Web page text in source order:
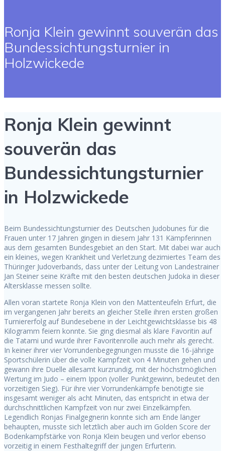
Ronja Klein gewinnt souverän das
Bundessichtungsturnier in
Holzwickede
Ronja Klein gewinnt
souverän das
Bundessichtungsturnier
in Holzwickede
Beim Bundessichtungsturnier des Deutschen Judobunes für die
Frauen unter 17 Jahren gingen in diesem Jahr 131 Kämpferinnen
aus dem gesamten Bundesgebiet an den Start. Mit dabei war auch
ein kleines, wegen Krankheit und Verletzung dezimiertes Team des
Thüringer Judoverbands, dass unter der Leitung von Landestrainer
Jan Steiner seine Kräfte mit den besten deutschen Judoka in dieser
Altersklasse messen sollte.
Allen voran startete Ronja Klein von den Mattenteufeln Erfurt, die
im vergangenen Jahr bereits an gleicher Stelle ihren ersten großen
Turniererfolg auf Bundesebene in der Leichtgewichtsklasse bis 48
Kilogramm feiern konnte. Sie ging diesmal als klare Favoritin auf
die Tatami und wurde ihrer Favoritenrolle auch mehr als gerecht.
In keiner ihrer vier Vorrundenbegegnungen musste die 16-jährige
Sportschülerin über die volle Kampfzeit von 4 Minuten gehen und
gewann ihre Duelle allesamt kurzrundig, mit der höchstmöglichen
Wertung im Judo – einem Ippon (voller Punktgewinn, bedeutet den
vorzeitigen Sieg). Für ihre vier Vorrundenkämpfe benötigte sie
insgesamt weniger als acht Minuten, das entspricht in etwa der
durchschnittlichen Kampfzeit von nur zwei Einzelkämpfen.
Legendlich Ronjas Finalgegnerin konnte sich am Ende länger
behaupten, musste sich letztlich aber auch im Golden Score der
Bodenkampfstärke von Ronja Klein beugen und verlor ebenso
vorzeitig in einem Festhaltegriff der jungen Erfurterin.